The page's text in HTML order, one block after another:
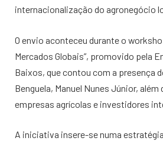
internacionalização do agronegócio
O envio aconteceu durante o
Mercados Globais”, promovido pela
Baixos, que contou com a presença
Benguela, Manuel Nunes Júnior,
empresas agrícolas e investidores
A iniciativa insere-se numa